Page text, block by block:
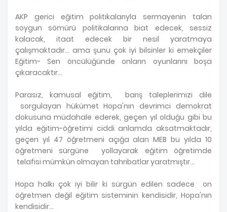
AKP gerici eğitim politikalarıyla sermayenin talan
soygun sömürü politikalarına biat edecek, sessiz
kalacak, itaat edecek bir nesil yaratmaya
çalışmaktadır… ama şunu çok iyi bilsinler ki emekçiler
Eğitim- Sen öncülüğünde onların oyunlarını boşa
çıkaracaktır…
Parasız, kamusal eğitim, barış taleplerimizi dile
sorgulayan hükümet Hopa'nın devrimci demokrat
dokusuna müdahale ederek, geçen yıl olduğu gibi bu
yılda eğitim-öğretimi ciddi anlamda aksatmaktadır,
geçen yıl 47 öğretmeni açığa alan MEB bu yılda 10
öğretmeni sürgüne yollayarak eğitim öğretimde
telafisi mümkün olmayan tahribatlar yaratmıştır…
Hopa halkı çok iyi bilir ki sürgün edilen sadece on
öğretmen değil eğitim sisteminin kendisidir, Hopa'nın
kendisidir…